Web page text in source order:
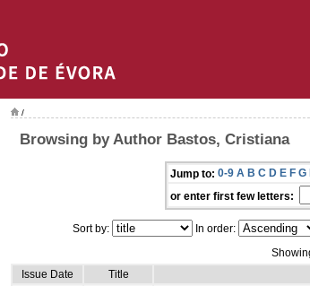
/
Browsing by Author Bastos, Cristiana
Jump to: 0-9 A B C D E F G
or enter first few letters:
Sort by: In order:
Issue Date
Title